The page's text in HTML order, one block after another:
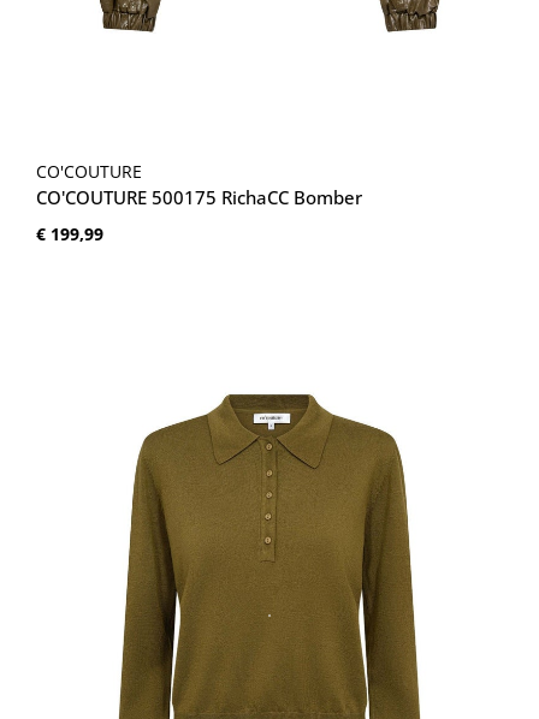
CO'COUTURE
CO'COUTURE 500175 RichaCC Bomber
Normale prijs:
€ 199,99